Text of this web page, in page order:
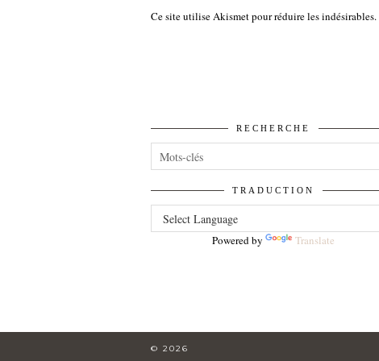
Ce site utilise Akismet pour réduire les indésirables.
RECHERCHE
TRADUCTION
Powered by Translate
© 2026